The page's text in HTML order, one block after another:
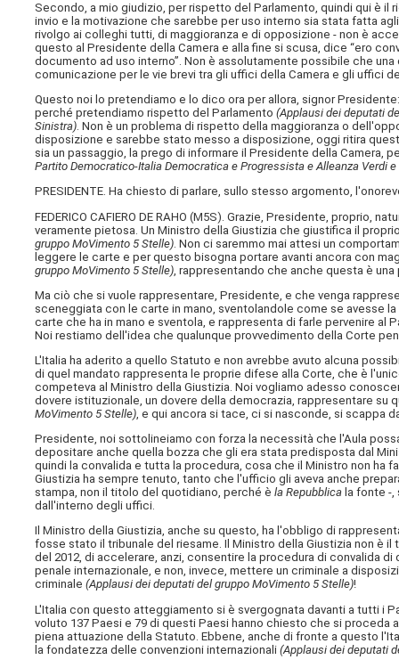
Secondo, a mio giudizio, per rispetto del Parlamento, quindi qui è
invio e la motivazione che sarebbe per uso interno sia stata fatta
rivolgo ai colleghi tutti, di maggioranza e di opposizione - non è
questo al Presidente della Camera e alla fine si scusa, dice “ero
documento ad uso interno”. Non è assolutamente possibile che
comunicazione per le vie brevi tra gli uffici della Camera e gli uffici
Questo noi lo pretendiamo e lo dico ora per allora, signor
perché pretendiamo rispetto del Parlamento(Applausi dei deputati
Sinistra). Non è un problema di rispetto della maggioranza o
disposizione e sarebbe stato messo a disposizione, oggi ritira
sia un passaggio, la prego di informare il Presidente della
Partito Democratico-Italia Democratica e Progressista e Alleanza Verdi
PRESIDENTE. Ha chiesto di parlare, sullo stesso argomento,
FEDERICO CAFIERO DE RAHO (M5S). Grazie, Presidente, proprio,
veramente pietosa. Un Ministro della Giustizia che giustifica il
gruppo MoVimento 5 Stelle) . Non ci saremmo mai attesi un
leggere le carte e per questo bisogna portare avanti ancora con
gruppo MoVimento 5 Stelle) , rappresentando che anche questa è
Ma ciò che si vuole rappresentare, Presidente, e che venga
sceneggiata con le carte in mano, sventolandole come se avesse
carte che ha in mano e sventola, e rappresenta di farle pervenire al
Noi restiamo dell'idea che qualunque provvedimento della Corte
L'Italia ha aderito a quello Statuto e non avrebbe avuto alcuna
di quel mandato rappresenta le proprie difese alla Corte, che è
competeva al Ministro della Giustizia. Noi vogliamo adesso
dovere istituzionale, un dovere della democrazia, rappresentare
MoVimento 5 Stelle), e qui ancora si tace, ci si nasconde, si scappa
Presidente, noi sottolineiamo con forza la necessità che l'Aula
depositare anche quella bozza che gli era stata predisposta dal
quindi la convalida e tutta la procedura, cosa che il Ministro non
Giustizia ha sempre tenuto, tanto che l'ufficio gli aveva anche
stampa, non il titolo del quotidiano, perché èla Repubblica la fonte -
dall'interno degli uffici.
Il Ministro della Giustizia, anche su questo, ha l'obbligo di
fosse stato il tribunale del riesame. Il Ministro della Giustizia non è
del 2012, di accelerare, anzi, consentire la procedura di convalida
penale internazionale, e non, invece, mettere un criminale a
criminale(Applausi dei deputati del gruppo MoVimento 5 Stelle)!
L'Italia con questo atteggiamento si è svergognata davanti a tutti i
voluto 137 Paesi e 79 di questi Paesi hanno chiesto che si
piena attuazione della Statuto. Ebbene, anche di fronte a questo
la fondatezza delle convenzioni internazionali(Applausi dei deputati